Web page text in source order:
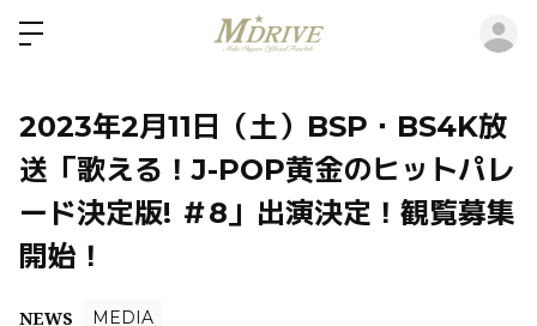
2023年2月11日（土）BSP・BS4K放
送「歌える！J-POP黄金のヒットパレ
ード決定版! ＃8」出演決定！観覧募集
開始！
NEWS MEDIA